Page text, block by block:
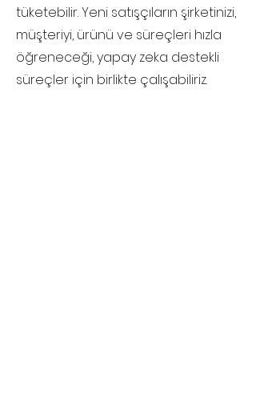
tüketebilir. Yeni satışçıların şirketinizi,
müşteriyi, ürünü ve süreçleri hızla
öğreneceği, yapay zeka destekli
süreçler için birlikte çalışabiliriz.